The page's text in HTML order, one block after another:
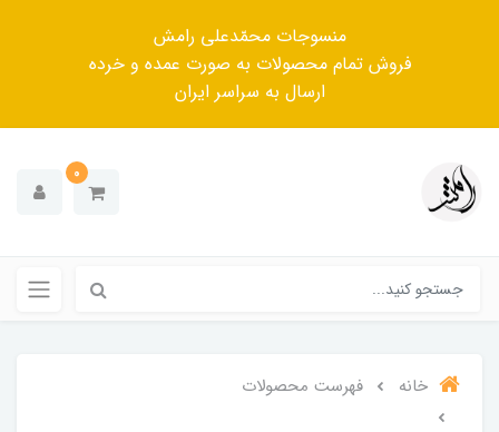
منسوجات محمّدعلی رامش
فروش تمام محصولات به صورت عمده و خرده
ارسال به سراسر ایران
0
خانه فهرست محصولات